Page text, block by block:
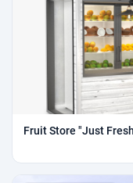
Fruit Store "Just